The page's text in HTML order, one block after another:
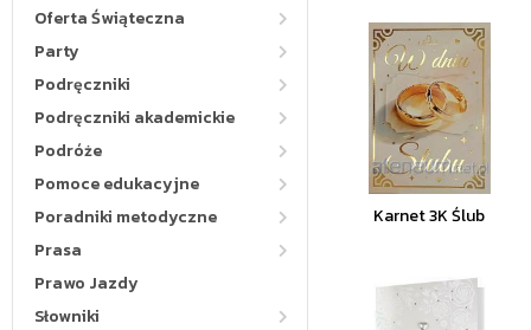
Oferta Świąteczna
Party
Podręczniki
Podręczniki akademickie
Podróże
Pomoce edukacyjne
Poradniki metodyczne
Prasa
Prawo Jazdy
Słowniki
Karnet 3K Ślub